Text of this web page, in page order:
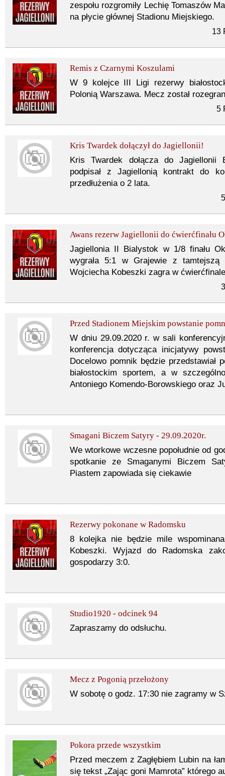
zespołu rozgromiły Lechię Tomaszów
na płycie głównej Stadionu Miejskiego.
13
Remis z Czarnymi Koszulami
W 9 kolejce III Ligi rezerwy
Polonią Warszawa. Mecz został
5
Kris Twardek dołączył do Jagiellonii!
Kris Twardek dołącza do Jagiellonii
podpisał z Jagiellonią kontrakt do
przedłużenia o 2 lata.
Awans rezerw Jagiellonii do ćwierćfinału
Jagiellonia II Bialystok w 1/8 finału
wygrała 5:1 w Grajewie z
Wojciecha Kobeszki zagra w
Przed Stadionem Miejskim powstanie
W dniu 29.09.2020 r. w sali
konferencja dotycząca inicjatywy
Docelowo pomnik będzie przedstawiał
białostockim sportem, a w
Antoniego Komendo-Borowskiego oraz
Smagani Biczem Satyry - 29.09.2020r.
We wtorkowe wczesne popołudnie od
spotkanie ze Smaganymi Biczem
Piastem zapowiada się ciekawie
Rezerwy pokonane w Radomsku
8 kolejka nie będzie mile
Kobeszki. Wyjazd do Radomska
gospodarzy 3:0.
Studio1920 - odcinek 94
Zapraszamy do odsłuchu.
Mecz z Pogonią przełożony
W sobotę o godz. 17:30 nie zagramy w
Pokora przede wszystkim
Przed meczem z Zagłębiem Lubin na
się tekst „Zając goni Mamrota” którego